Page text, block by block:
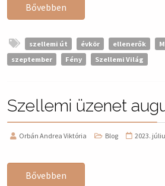
Bővebben
szellemi út évkör ellenerők
szeptember
Fény Szellemi Világ
Szellemi üzenet
Orbán Andrea Viktória Blog 2023.
Bővebben